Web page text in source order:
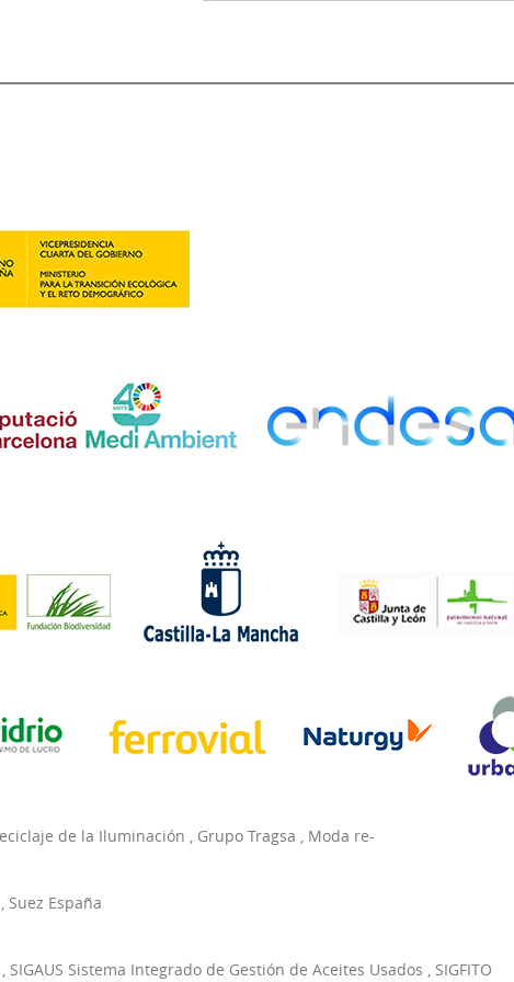
de la Iluminación Grupo Tragsa Moda re-
Suez España
SIGAUS Sistema Integrado de Gestión de Aceites Usados
SIGFITO